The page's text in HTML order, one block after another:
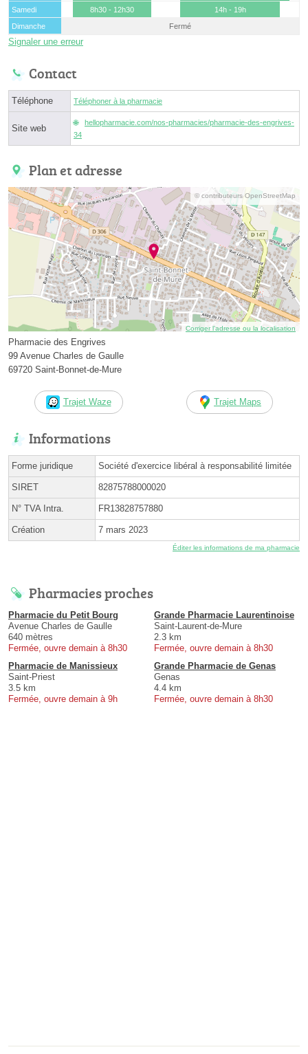
Samedi
8h30 - 12h30
14h - 19h
Dimanche
Fermé
Signaler une erreur
Contact
Téléphone Téléphoner à la pharmacie
Site web
hellopharmacie.com/nos-pharmacies/pharmacie-des-engrives-
34
Plan et adresse
© contributeurs OpenStreetMap
Corriger l’adresse ou la localisation
Pharmacie des Engrives
99 Avenue Charles de Gaulle
69720 Saint-Bonnet-de-Mure
Trajet Waze Trajet Maps
Informations
Forme juridique Société d'exercice libéral à responsabilité limitée
SIRET 82875788000020
N° TVA Intra. FR13828757880
Création 7 mars 2023
Éditer les informations de ma pharmacie
Pharmacies proches
Pharmacie du Petit Bourg
Avenue Charles de Gaulle
640 mètres
Fermée, ouvre demain à 8h30
Grande Pharmacie Laurentinoise
Saint-Laurent-de-Mure
2.3 km
Fermée, ouvre demain à 8h30
Pharmacie de Manissieux
Saint-Priest
3.5 km
Fermée, ouvre demain à 9h
Grande Pharmacie de Genas
Genas
4.4 km
Fermée, ouvre demain à 8h30